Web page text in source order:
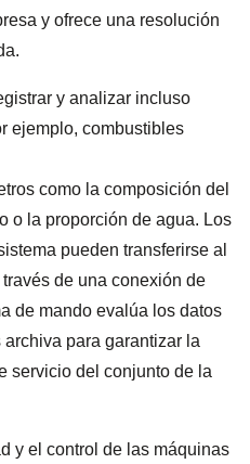
y ofrece una resolución
y analizar incluso
ejemplo, combustibles
como la composición del
o la proporción de agua. Los
pueden transferirse al
de una conexión de
de mando evalúa los datos
para garantizar la
servicio del conjunto de la
y el control de las máquinas